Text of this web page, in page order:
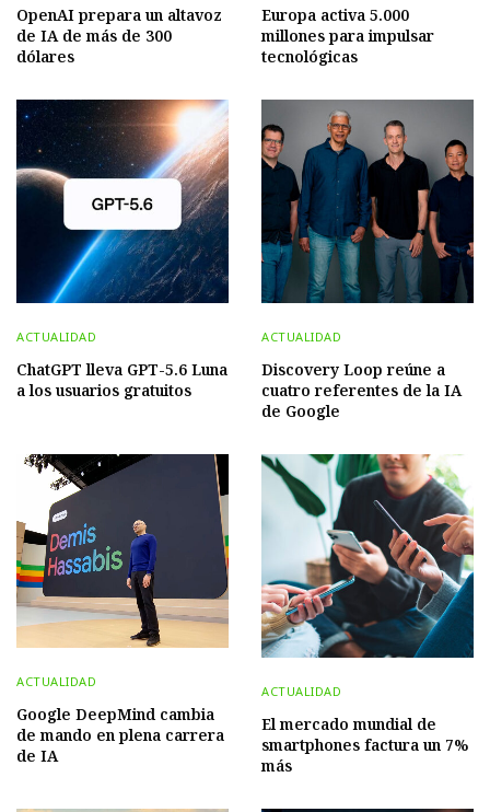
OpenAI prepara un altavoz
de IA de más de 300
dólares
Europa activa 5.000
millones para impulsar
tecnológicas
ACTUALIDAD
ChatGPT lleva GPT-5.6 Luna
a los usuarios gratuitos
ACTUALIDAD
Discovery Loop reúne a
cuatro referentes de la IA
de Google
ACTUALIDAD
Google DeepMind cambia
de mando en plena carrera
de IA
ACTUALIDAD
El mercado mundial de
smartphones factura un 7%
más